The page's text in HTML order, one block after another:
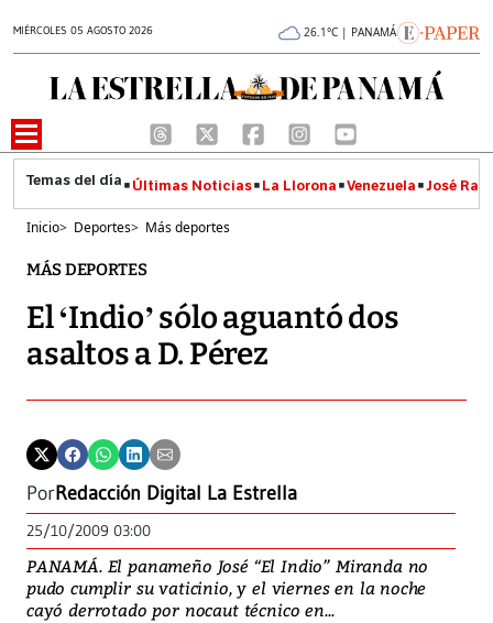
MIÉRCOLES 05 AGOSTO 2026 26.1°C | PANAMÁ
Últimas Noticias La Llorona Venezuela José
Inicio> Deportes> Más deportes
MÁS DEPORTES
El ‘Indio’ sólo aguantó dos
asaltos a D. Pérez
PorRedacción Digital La Estrella
25/10/2009 03:00
PANAMÁ. El panameño José “El Indio” Miranda no
pudo cumplir su vaticinio, y el viernes en la noche
cayó derrotado por nocaut técnico en...